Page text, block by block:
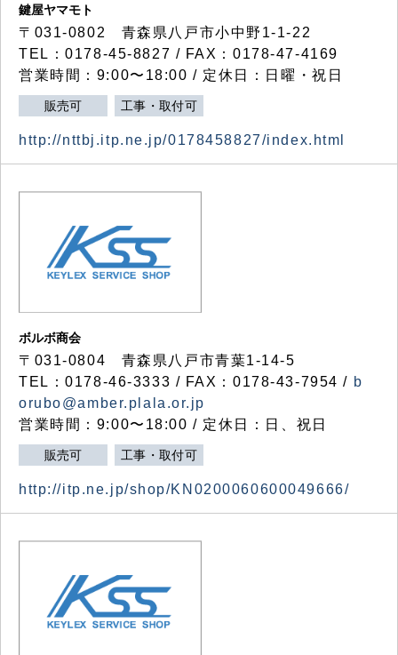
鍵屋ヤマモト
〒031-0802 青森県八戸市小中野1-1-22
TEL：0178-45-8827 / FAX：0178-47-4169
営業時間：9:00〜18:00 / 定休日：日曜・祝日
販売可 工事・取付可
http://nttbj.itp.ne.jp/0178458827/index.html
ボルボ商会
〒031-0804 青森県八戸市青葉1-14-5
TEL：0178-46-3333 / FAX：0178-43-7954 / b
orubo@amber.plala.or.jp
営業時間：9:00〜18:00 / 定休日：日、祝日
販売可 工事・取付可
http://itp.ne.jp/shop/KN0200060600049666/